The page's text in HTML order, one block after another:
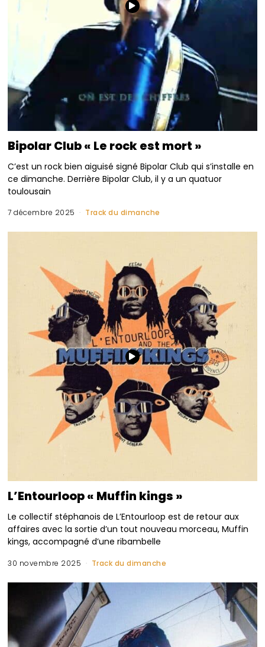
Bipolar Club « Le rock est mort »
C’est un rock bien aiguisé signé Bipolar Club qui s’installe en
ce dimanche. Derrière Bipolar Club, il y a un quatuor
toulousain
7 décembre 2025 Track du dimanche
L’Entourloop « Muffin kings »
Le collectif stéphanois de L’Entourloop est de retour aux
affaires avec la sortie d’un tout nouveau morceau, Muffin
kings, accompagné d’une ribambelle
30 novembre 2025 Track du dimanche